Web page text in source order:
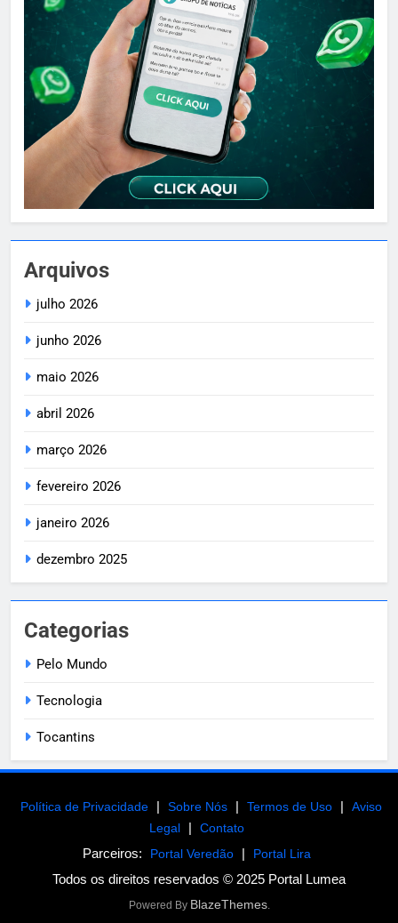
Arquivos
julho 2026
junho 2026
maio 2026
abril 2026
março 2026
fevereiro 2026
janeiro 2026
dezembro 2025
Categorias
Pelo Mundo
Tecnologia
Tocantins
Política de Privacidade | Sobre Nós | Termos de Uso |
Aviso
Legal
| Contato
Parceiros: Portal Veredão | Portal Lira
Todos os direitos reservados © 2025 Portal Lumea
Powered By BlazeThemes.